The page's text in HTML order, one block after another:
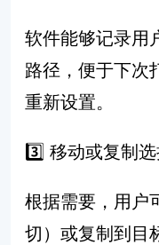
软件能够记录用
路径，便于下次
重新设置。
3️⃣ 移动或复制
根据需要，用户
切）或复制到目